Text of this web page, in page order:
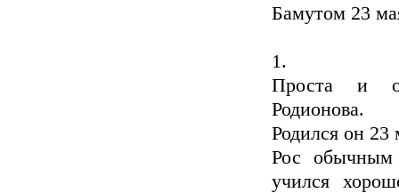
Бамутом 23
1.
Проста и
Родионова.
Родился он 23
Рос
учился